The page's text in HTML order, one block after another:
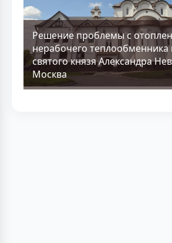
Решение проблемы с
нерабочего теплообменника
святого князя Александра
Москва